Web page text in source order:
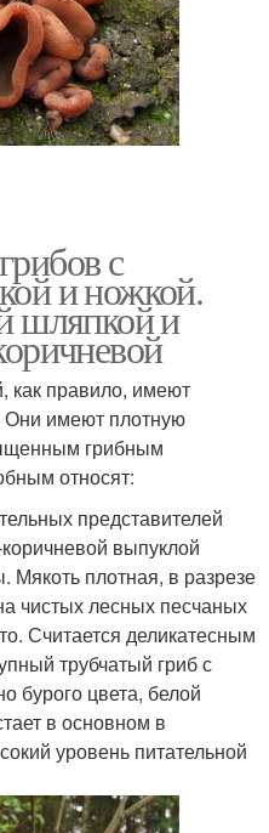
с
и ножкой.
шляпкой и
как правило, имеют
Они имеют плотную
грибным
относят:
представителей
выпуклой
плотная, в разрезе
чистых лесных песчаных
Считается деликатесным
трубчатый гриб с
бурого цвета, белой
в основном в
уровень питательной